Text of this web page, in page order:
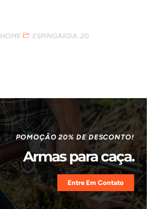
HOME ESPINGARDA .20
POMOÇÃO 20% DE DESCONTO!
Armas para caça.
Entre Em Contato